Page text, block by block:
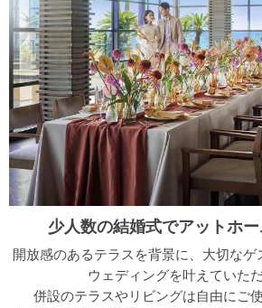
少人数の結婚式でアットホ
開放感のあるテラスを背景に、大切なゲ
ウェディングを叶えていただ
併設のテラスやリビングは自由にご